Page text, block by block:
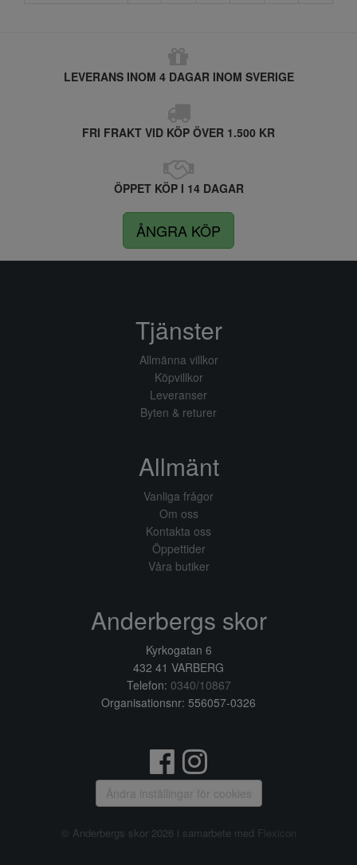
LEVERANS INOM 4 DAGAR INOM SVERIGE
FRI FRAKT VID KÖP ÖVER 1.500 KR
ÖPPET KÖP I 14 DAGAR
ÅNGRA KÖP
Tjänster
Allmänna villkor
Köpvillkor
Leveranser
Byten & returer
Allmänt
Vanliga frågor
Om oss
Kontakta oss
Öppettider
Våra butiker
Anderbergs skor
Kyrkogatan 6
432 41 VARBERG
Telefon: 0340/10867
Organisationsnr: 556057-0326
Ändra inställingar för cookies
© Anderbergs skor 2026 i samarbete med Flexicon